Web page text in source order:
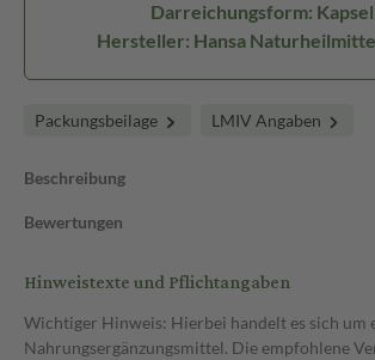
Darreichungsform:
Hersteller: Hansa
Packungsbeilage LMIV Angaben
Beschreibung
Bewertungen
Hinweistexte und Pflichtangaben
Wichtiger Hinweis: Hierbei handelt es sich um
Nahrungsergänzungsmittel. Die empfohlene